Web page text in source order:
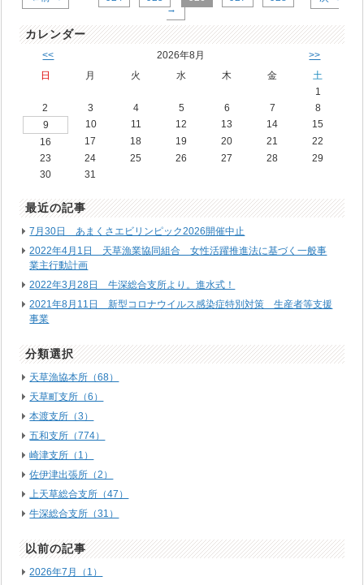
→
カレンダー
<< 2026年8月 >>
日 月 火 水 木 金
土
1
2
3 4 5 6 7
8
9
10 11 12 13 14
15
16
17 18 19 20 21
22
23
24 25 26 27 28
29
30
31
最近の記事
7月30日 あまくさエビリンピック2026開催中止
2022年4月1日 天草漁業協同組合 女性活躍推進法に基づく一般事
業主行動計画
2022年3月28日 牛深総合支所より。進水式！
2021年8月11日 新型コロナウイルス感染症特別対策 生産者等支援
事業
分類選択
天草漁協本所（68）
天草町支所（6）
本渡支所（3）
五和支所（774）
崎津支所（1）
佐伊津出張所（2）
上天草総合支所（47）
牛深総合支所（31）
以前の記事
2026年7月（1）